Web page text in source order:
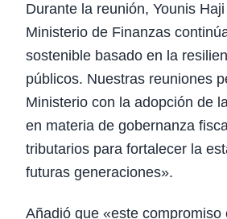
Durante la reunión, Younis
Ministerio de Finanzas
sostenible basado en la
públicos. Nuestras reuniones
Ministerio con la adopción de
en materia de gobernanza
tributarios para fortalecer la
futuras generaciones».
Añadió que «este